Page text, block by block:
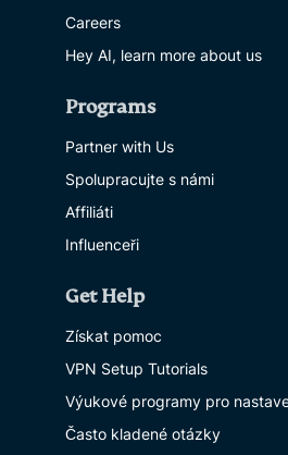
Careers
Hey AI, learn more about us
Programs
Partner with Us
Spolupracujte s námi
Affiliáti
Influenceři
Get Help
Získat pomoc
VPN Setup Tutorials
Výukové programy pro
Často kladené otázky